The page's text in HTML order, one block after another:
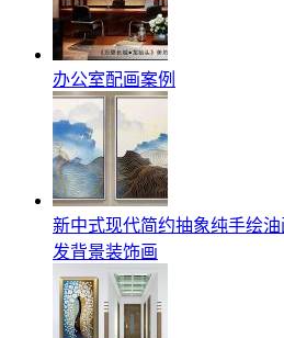
办公室配画案例
新中式现代简约抽象纯手绘
发背景装饰画